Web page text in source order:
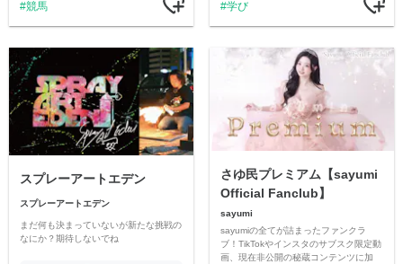
競馬 学び
スプレーアートエデン
スプレーアートエデン
まだ何も決まっていないが新たな挑戦の
なにか？期待しないでね
さゆ民プレミアム【sayumi
Official Fanclub】
sayumi
sayumiの全てが詰まったファンクラ
ブ！TikTokやインスタのサブスク限定動
画、現在非公開の秘蔵コンテンツに加